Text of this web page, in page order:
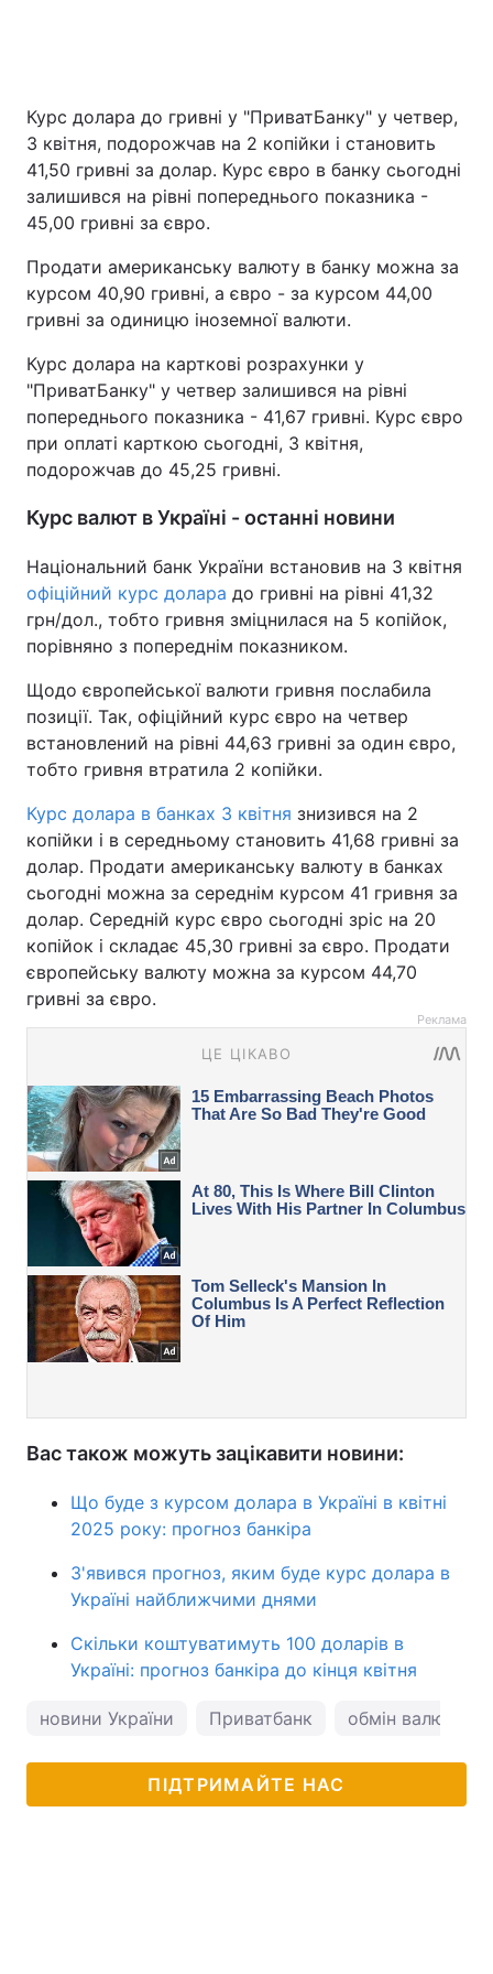
Курс долара до гривні у "ПриватБанку" у четвер,
3 квітня, подорожчав на 2 копійки і становить
41,50 гривні за долар. Курс євро в банку сьогодні
залишився на рівні попереднього показника -
45,00 гривні за євро.
Продати американську валюту в банку можна за
курсом 40,90 гривні, а євро - за курсом 44,00
гривні за одиницю іноземної валюти.
Курс долара на карткові розрахунки у
"ПриватБанку" у четвер залишився на рівні
попереднього показника - 41,67 гривні. Курс євро
при оплаті карткою сьогодні, 3 квітня,
подорожчав до 45,25 гривні.
Курс валют в Україні - останні новини
Національний банк України встановив на 3 квітня
офіційний курс долара до гривні на рівні 41,32
грн/дол., тобто гривня зміцнилася на 5 копійок,
порівняно з попереднім показником.
Щодо європейської валюти гривня послабила
позиції. Так, офіційний курс євро на четвер
встановлений на рівні 44,63 гривні за один євро,
тобто гривня втратила 2 копійки.
Курс долара в банках 3 квітня знизився на 2
копійки і в середньому становить 41,68 гривні за
долар. Продати американську валюту в банках
сьогодні можна за середнім курсом 41 гривня за
долар. Середній курс євро сьогодні зріс на 20
копійок і складає 45,30 гривні за євро. Продати
європейську валюту можна за курсом 44,70
гривні за євро.
Реклама
Вас також можуть зацікавити новини:
Що буде з курсом долара в Україні в квітні
2025 року: прогноз банкіра
З'явився прогноз, яким буде курс долара в
Україні найближчими днями
Скільки коштуватимуть 100 доларів в
Україні: прогноз банкіра до кінця квітня
новини України Приватбанк обмін валют
ПІДТРИМАЙТЕ НАС